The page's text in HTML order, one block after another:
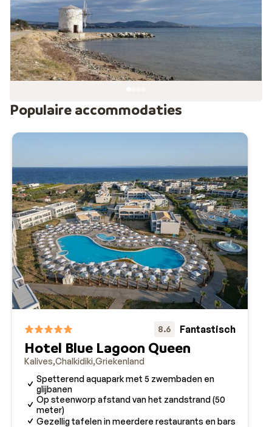
Populaire accommodaties
8.6 Fantastisch
Hotel Blue Lagoon Queen
Kalives Chalkidiki Griekenland
Spetterend aquapark met 5 zwembaden en
glijbanen
Op steenworp afstand van het zandstrand (50
meter)
Gezellig tafelen in meerdere restaurants en bars